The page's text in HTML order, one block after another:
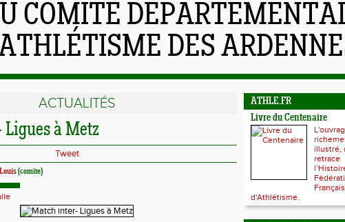
COMITÉ
DES
ACTUALITÉS
à Metz
Tweet
(comite)
ATHLE.FR
Livre du Centenaire
illustré,
retrace
d'Athlétisme.